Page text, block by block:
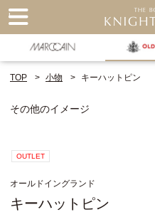
TOP 小物 キーハットピン
その他のイメージ
OUTLET
オールドイングランド
キーハットピン